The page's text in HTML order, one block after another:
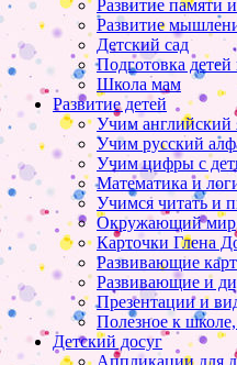
Развитие памяти
Развитие
Детский сад
Подготовка
Школа мам
Развитие детей
Учим английский
Учим русский
Учим цифры с
Математика и
Учимся читать и
Окружающий мир
Карточки Глена
Развивающие
Развивающие и
Презентации и
Полезное к
Детский досуг
Аппликации для